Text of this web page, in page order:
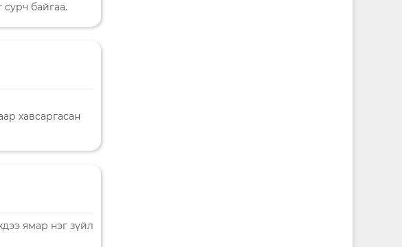
байгаа.
хавсаргасан
ямар нэг зүйл